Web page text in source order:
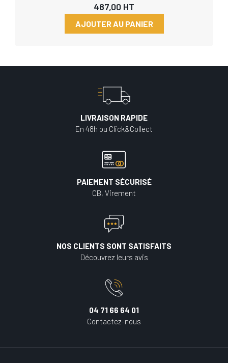
487,00 HT
AJOUTER AU PANIER
LIVRAISON RAPIDE
En 48h ou Click&Collect
PAIEMENT SÉCURISÉ
CB, Virement
NOS CLIENTS SONT SATISFAITS
Découvrez leurs avis
04 71 66 64 01
Contactez-nous